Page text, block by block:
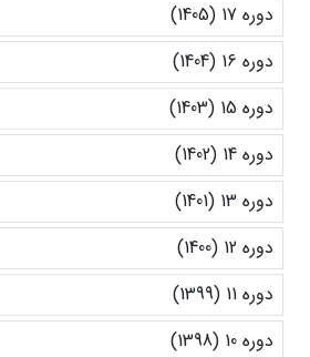
دوره 17 (1405)
دوره 16 (1404)
دوره 15 (1403)
دوره 14 (1402)
دوره 13 (1401)
دوره 12 (1400)
دوره 11 (1399)
دوره 10 (1398)